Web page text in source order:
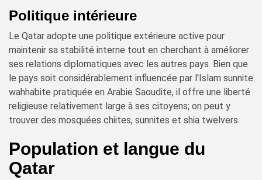
Politique intérieure
Le Qatar adopte une politique extérieure active pour
maintenir sa stabilité interne tout en cherchant à améliorer
ses relations diplomatiques avec les autres pays. Bien que
le pays soit considérablement influencée par l'Islam sunnite
wahhabite pratiquée en Arabie Saoudite, il offre une liberté
religieuse relativement large à ses citoyens; on peut y
trouver des mosquées chiites, sunnites et shia twelvers.
Population et langue du
Qatar